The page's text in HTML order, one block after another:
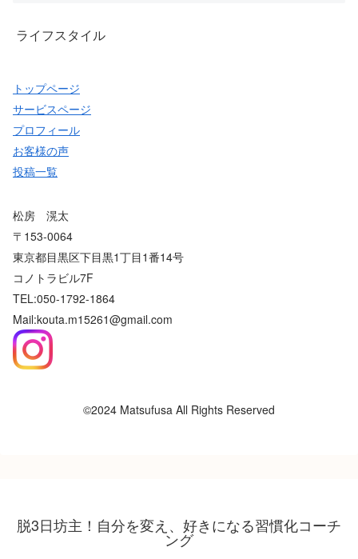
ライフスタイル
トップページ
サービスページ
プロフィール
お客様の声
投稿一覧
松房 滉太
〒153-0064
東京都目黒区下目黒1丁目1番14号
コノトラビル7F
TEL:050-1792-1864
Mail:kouta.m15261@gmail.com
©2024 Matsufusa All Rights Reserved
脱3日坊主！自分を変え、好きになる習慣化コーチ
ング